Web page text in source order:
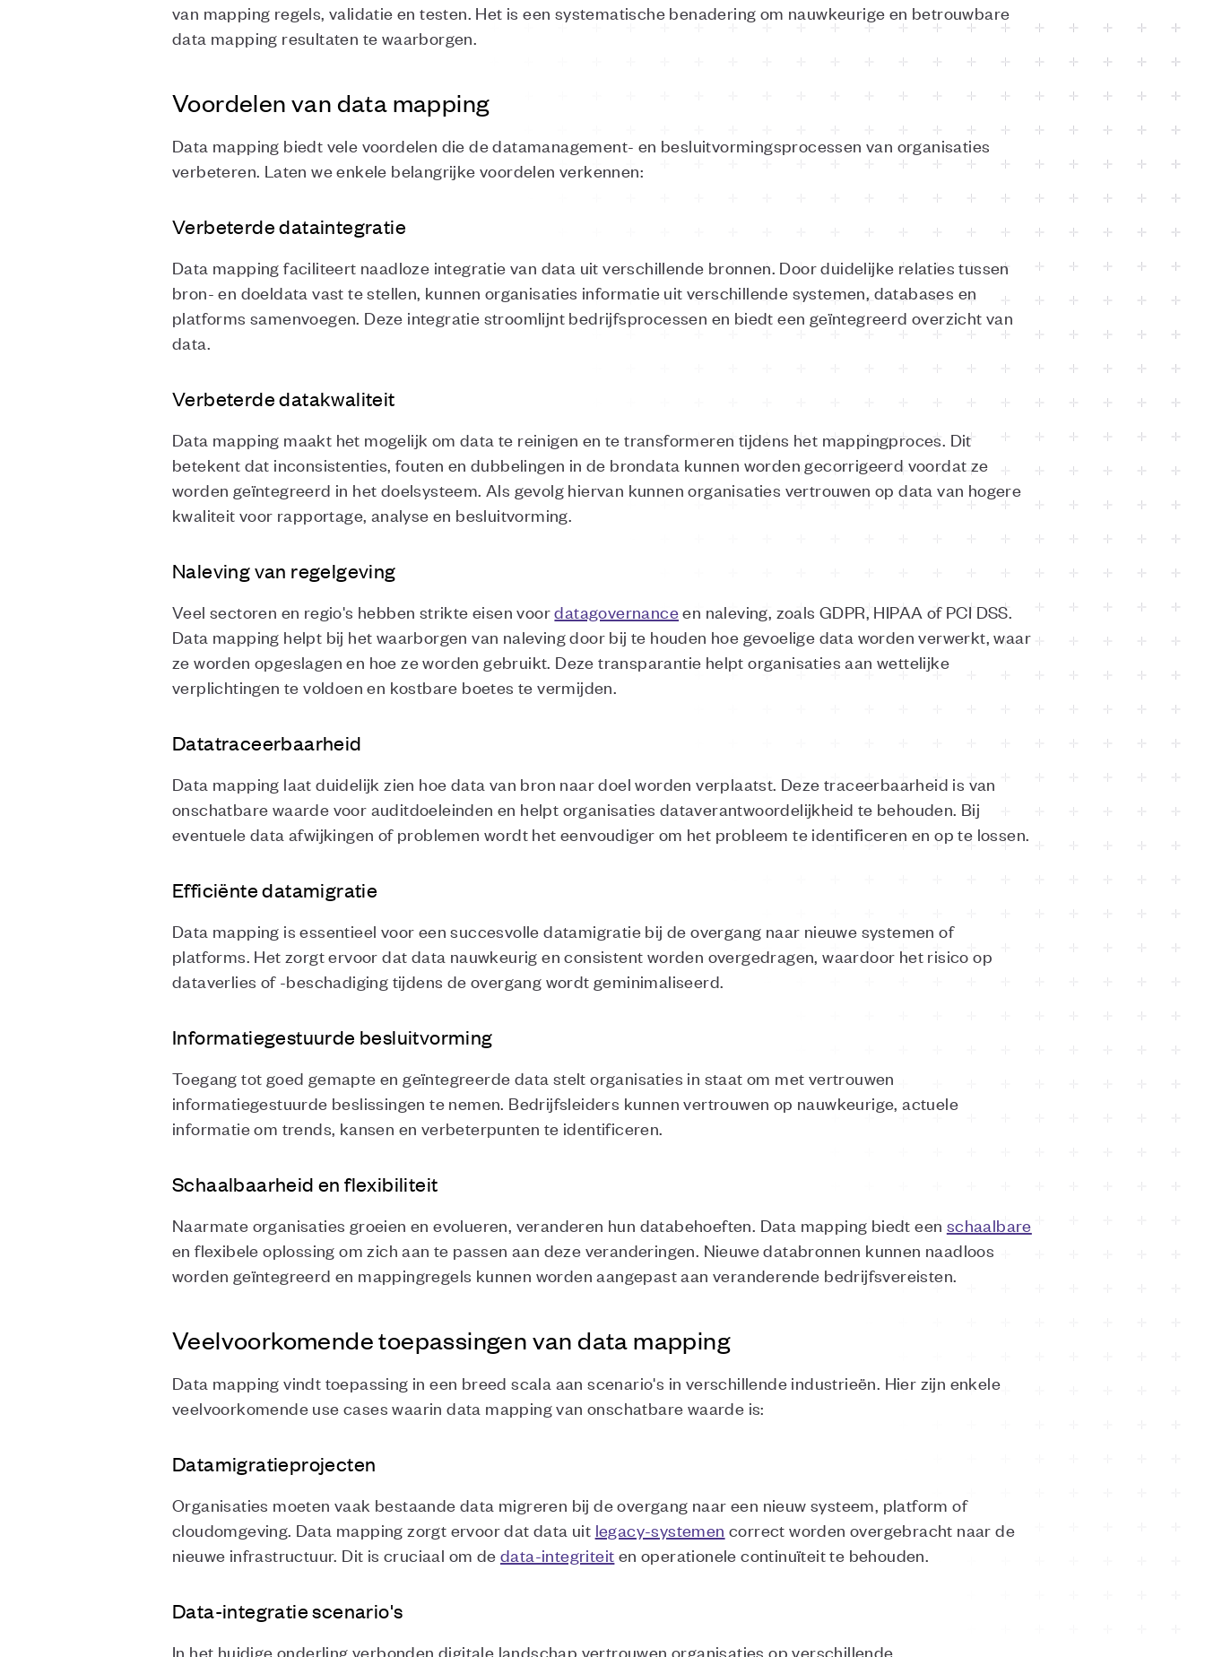
van mapping regels, validatie en testen. Het is een systematische benadering om nauwkeurige en betrouwbare
data mapping resultaten te waarborgen.
Voordelen van data mapping
Data mapping biedt vele voordelen die de datamanagement- en besluitvormingsprocessen van organisaties
verbeteren. Laten we enkele belangrijke voordelen verkennen:
Verbeterde dataintegratie
Data mapping faciliteert naadloze integratie van data uit verschillende bronnen. Door duidelijke relaties tussen
bron- en doeldata vast te stellen, kunnen organisaties informatie uit verschillende systemen, databases en
platforms samenvoegen. Deze integratie stroomlijnt bedrijfsprocessen en biedt een geïntegreerd overzicht van
data.
Verbeterde datakwaliteit
Data mapping maakt het mogelijk om data te reinigen en te transformeren tijdens het mappingproces. Dit
betekent dat inconsistenties, fouten en dubbelingen in de brondata kunnen worden gecorrigeerd voordat ze
worden geïntegreerd in het doelsysteem. Als gevolg hiervan kunnen organisaties vertrouwen op data van hogere
kwaliteit voor rapportage, analyse en besluitvorming.
Naleving van regelgeving
Veel sectoren en regio's hebben strikte eisen voordatagovernanceen naleving, zoals GDPR, HIPAA of PCI DSS.
Data mapping helpt bij het waarborgen van naleving door bij te houden hoe gevoelige data worden verwerkt, waar
ze worden opgeslagen en hoe ze worden gebruikt. Deze transparantie helpt organisaties aan wettelijke
verplichtingen te voldoen en kostbare boetes te vermijden.
Datatraceerbaarheid
Data mapping laat duidelijk zien hoe data van bron naar doel worden verplaatst. Deze traceerbaarheid is van
onschatbare waarde voor auditdoeleinden en helpt organisaties dataverantwoordelijkheid te behouden. Bij
eventuele data afwijkingen of problemen wordt het eenvoudiger om het probleem te identificeren en op te lossen.
Efficiënte datamigratie
Data mapping is essentieel voor een succesvolle datamigratie bij de overgang naar nieuwe systemen of
platforms. Het zorgt ervoor dat data nauwkeurig en consistent worden overgedragen, waardoor het risico op
dataverlies of -beschadiging tijdens de overgang wordt geminimaliseerd.
Informatiegestuurde besluitvorming
Toegang tot goed gemapte en geïntegreerde data stelt organisaties in staat om met vertrouwen
informatiegestuurde beslissingen te nemen. Bedrijfsleiders kunnen vertrouwen op nauwkeurige, actuele
informatie om trends, kansen en verbeterpunten te identificeren.
Schaalbaarheid en flexibiliteit
Naarmate organisaties groeien en evolueren, veranderen hun databehoeften. Data mapping biedt een schaalbare
en flexibele oplossing om zich aan te passen aan deze veranderingen. Nieuwe databronnen kunnen naadloos
worden geïntegreerd en mappingregels kunnen worden aangepast aan veranderende bedrijfsvereisten.
Veelvoorkomende toepassingen van data mapping
Data mapping vindt toepassing in een breed scala aan scenario's in verschillende industrieën. Hier zijn enkele
veelvoorkomende use cases waarin data mapping van onschatbare waarde is:
Datamigratieprojecten
Organisaties moeten vaak bestaande data migreren bij de overgang naar een nieuw systeem, platform of
cloudomgeving. Data mapping zorgt ervoor dat data uit legacy-systemen correct worden overgebracht naar de
nieuwe infrastructuur. Dit is cruciaal om de data-integriteit en operationele continuïteit te behouden.
Data-integratie scenario's
In het huidige onderling verbonden digitale landschap vertrouwen organisaties op verschillende